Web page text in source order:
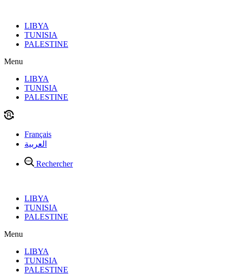
contenuLIBYA
TUNISIA
PALESTINE
Menu
LIBYA
TUNISIA
PALESTINE
Français
العربية
Rechercher
LIBYA
TUNISIA
PALESTINE
Menu
LIBYA
TUNISIA
PALESTINE